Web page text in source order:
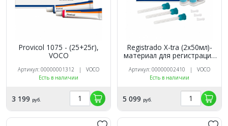
Provicol 1075 - (25+25г),
VOCO
Артикул: 00000001312 | VOCO
Есть в наличии
3 199 руб.
Registrado X-tra (2х50мл)-
материал для регистрации
Артикул: 00000002410 | VOCO
Есть в наличии
5 099 руб.